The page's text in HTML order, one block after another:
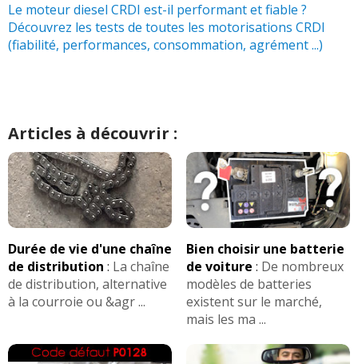
15/20 1.7 CRDI 115 ch acheter neuve (2
08/20 1.7 CRDI 115 ch(0 )
05/20
1.7 CRDI 115 ch 128000 kilomètres
boite manue(0
05/20 1.7 CRDI 115 ch 43020(0 )
1.7 CRDI 115 CH 2011 ( juillet )
Le moteur diesel CRDI est-il performant et fiable ?
Découvrez les tests de toutes les motorisations CRDI
(fiabilité, performances, consommation, agrément ...)
Articles à découvrir :
Durée de vie d'une chaîne
de distribution : La chaîne
de distribution, alternative
à la courroie ou &agr ...
Bien choisir une batterie
de voiture : De nombreux
modèles de batteries
existent sur le marché,
mais les ma ...